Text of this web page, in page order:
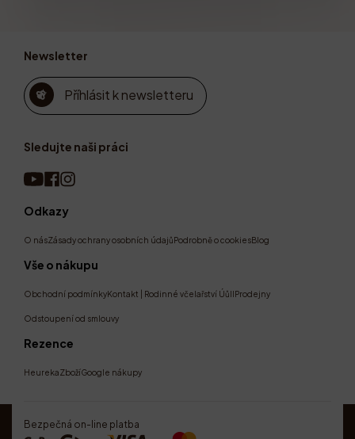
Odkazy
O násZásady ochrany osobních údajů Podrobně o cookiesBlog
Vše o nákupu
Obchodní podmínkyKontakt | Rodinné včelařství Úůll Prodejny
Odstoupení od smlouvy
Rezence
HeurekaZbožíGoogle nákupy
Newsletter
Příhlásit k newsletteru
Sledujte naši práci
Bezpečná on-line platba